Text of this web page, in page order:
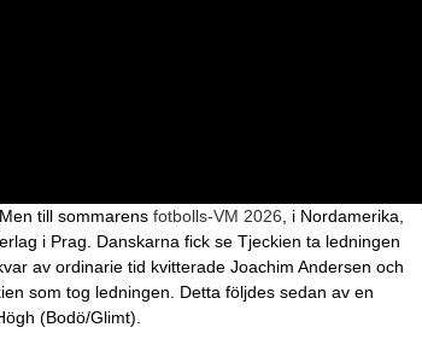
till sommarensfotbolls-VM 2026 , i Nordamerika,
i Prag. Danskarna fick se Tjeckien ta ledningen
av ordinarie tid kvitterade Joachim Andersen och
som tog ledningen. Detta följdes sedan av en
(Bodö/Glimt).